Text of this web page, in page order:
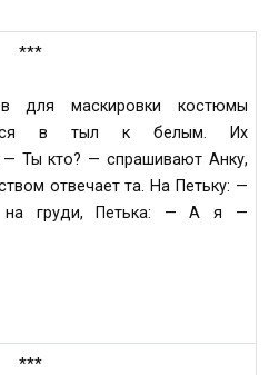
***
для маскировки костюмы
в тыл к белым. Их
— Ты кто? — спрашивают Анку,
отвечает та. На Петьку: —
на груди, Петька: — А я —
***